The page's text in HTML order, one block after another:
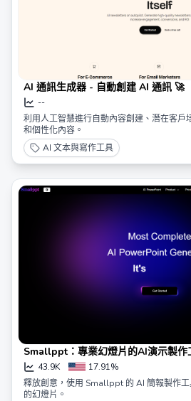
AI 通訊生成器 - 自動創建 AI 通訊 🚀
--
利用人工智慧進行自動內容創建、潛在客戶
和個性化內容。
AI 文本與寫作工具
Smallppt：專業幻燈片的AI演示製作
43.9K 17.91%
釋放創意，使用 Smallppt 的 AI 簡報製作
的幻燈片。